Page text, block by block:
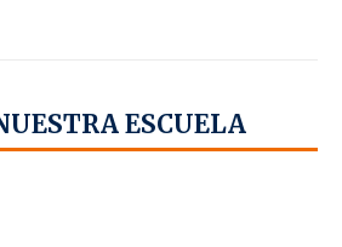
ESCUELA